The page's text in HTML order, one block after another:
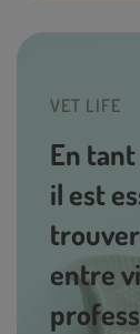
VET LIFE
En
il est
entre